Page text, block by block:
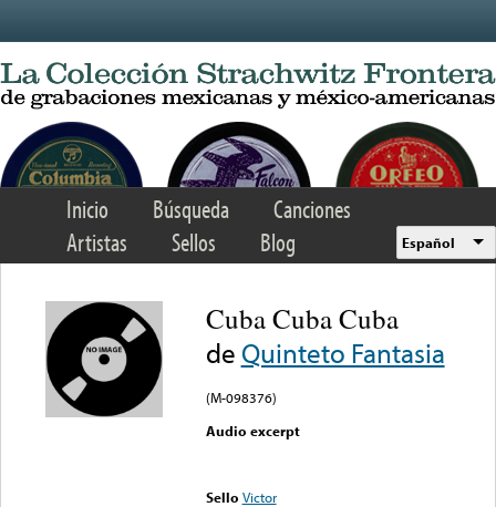
Inicio Búsqueda
Canciones
Artistas
Sellos Blog Español
Cuba Cuba Cuba
de Quinteto Fantasia
(M-098376)
Audio excerpt
Sello Victor